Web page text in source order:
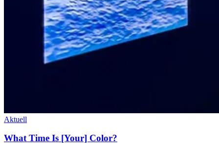
Aktuell
What Time Is [Your] Color?